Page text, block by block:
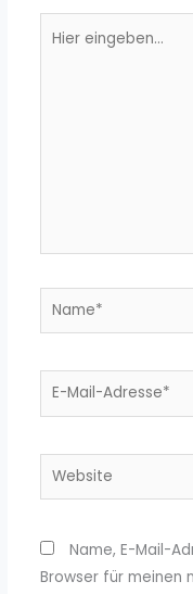
eingeben…
Name*
E-
Website
Name, E-Mail-
Browser für meinen